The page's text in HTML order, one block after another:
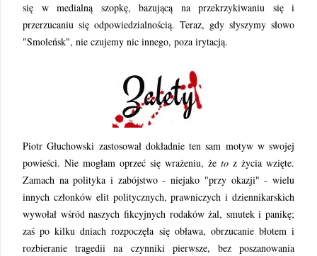
się w medialną szopkę, bazującą na przekrzykiwaniu się i
przerzucaniu się odpowiedzialnością. Teraz, gdy słyszymy słowo
"Smoleńsk", nie czujemy nic innego, poza irytacją.
Piotr Głuchowski zastosował dokładnie ten sam motyw w swojej
powieści. Nie mogłam oprzeć się wrażeniu, że to z życia wzięte.
Zamach na polityka i zabójstwo - niejako "przy okazji" - wielu
innych członków elit politycznych, prawniczych i dziennikarskich
wywołał wśród naszych fikcyjnych rodaków żal, smutek i panikę;
zaś po kilku dniach rozpoczęła się obława, obrzucanie błotem i
rozbieranie tragedii na czynniki pierwsze, bez poszanowania